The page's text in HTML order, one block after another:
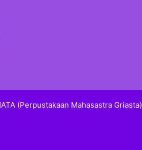
(Perpustakaan Mahasastra Griasta)